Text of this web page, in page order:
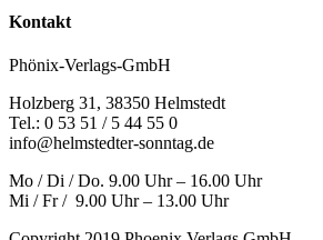
Kontakt
Phönix-Verlags-GmbH
Holzberg 31, 38350 Helmstedt
Tel.: 0 53 51 / 5 44 55 0
info@helmstedter-sonntag.de
Mo / Di / Do. 9.00 Uhr – 16.00 Uhr
Mi / Fr / 9.00 Uhr – 13.00 Uhr